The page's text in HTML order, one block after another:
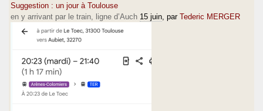
Suggestion : un jour à Toulouse
en y arrivant par le train, ligne d’Auch 15 juin , par Tederic MERGER